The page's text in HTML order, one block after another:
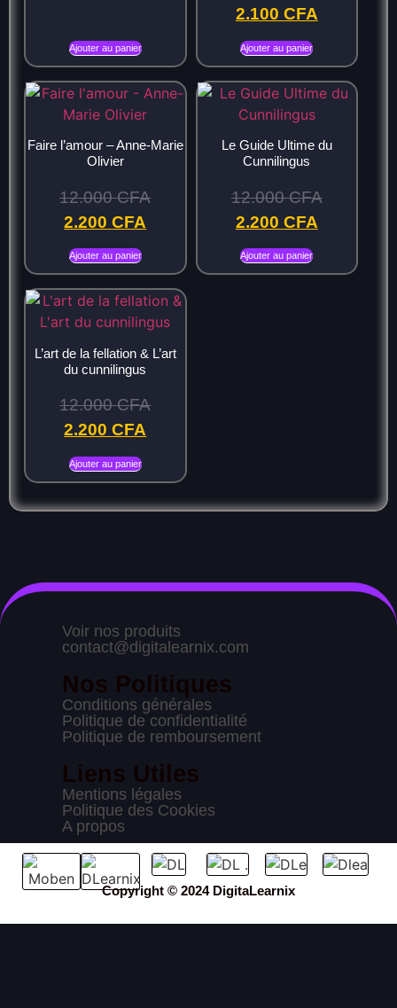
Ajouter au panier
2.100 CFA
Ajouter au panier
Faire l’amour – Anne-Marie
Olivier
12.000CFA
2.200CFA
Ajouter au panier
Le Guide Ultime du
Cunnilingus
12.000CFA
2.200 CFA
Ajouter au panier
L’art de la fellation & L’art
du cunnilingus
12.000CFA
2.200CFA
Ajouter au panier
Voir nos produits
contact@digitalearnix.com
Nos Politiques
Conditions générales
Politique de confidentialité
Politique de remboursement
Liens Utiles
Mentions légales
Politique des Cookies
A propos
Copyright © 2024 DigitaLearnix